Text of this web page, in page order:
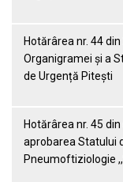
Hotărârea nr. 44
Organigramei și a
de Urgență Pitești
Hotărârea nr. 45
aprobarea Statului
Pneumoftiziologie